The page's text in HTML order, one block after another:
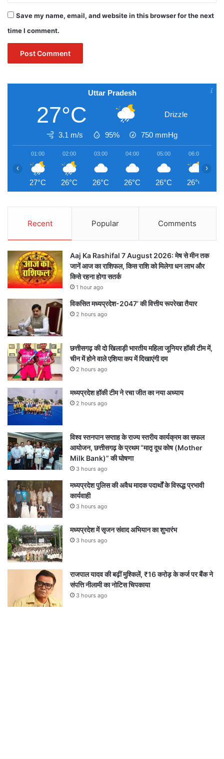
Save my name, email, and website in this browser for the next
time I comment.
Uttar Pradesh
27°C Drizzle
3.1 m/s 95% 750 mmHg
01:00
27°C
02:00
26°C
03:00
26°C
04:00
26°C
05:00
26°C
06:00
26°C
‹ ›
Recent Popular Comments
Aaj Ka Rashifal 7 August 2026: मेष से मीन तक
जानें आज का राशिफल, किस राशि को मिलेगा धन लाभ और
किसे रहना होगा सतर्क
1 hour ago
विकसित मध्यप्रदेश-2047’ की वित्तीय रूपरेखा तैयार
2 hours ago
छत्तीसगढ़ की दो खिलाड़ी भारतीय महिला जूनियर हॉकी टीम में,
चीन में होने वाले एशिया कप में दिखाएंगी दम
2 hours ago
मध्यप्रदेश हॉकी टीम ने रचा जीत का नया अध्याय
2 hours ago
विश्व स्तनपान सप्ताह के राज्य स्तरीय कार्यक्रम का सफल
आयोजन, छत्तीसगढ़ के प्रथम “मातृ दूध कोष (Mother
Milk Bank)” की घोषणा
3 hours ago
मध्यप्रदेश पुलिस की अवैध मादक पदार्थों के विरूद्ध प्रभावी
कार्यवाही
3 hours ago
मध्यप्रदेश में सृजन संवाद अभियान का शुभारंभ
3 hours ago
राजपाल यादव की बढ़ीं मुश्किलें, ₹16 करोड़ के कर्ज पर बैंक ने
संपत्ति नीलामी का नोटिस चिपकाया
3 hours ago